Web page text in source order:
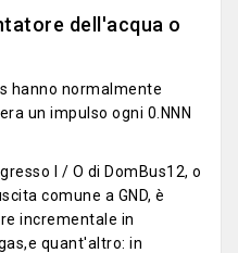
dell'acqua o
hanno normalmente
un impulso ogni 0.NNN
I / O di DomBus12, o
comune a GND, è
incrementale in
quant'altro: in